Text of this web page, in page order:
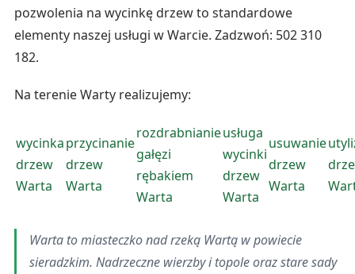
pozwolenia na wycinkę drzew to standardowe
elementy naszej usługi w Warcie. Zadzwoń: 502 310
182.
Na terenie Warty realizujemy:
wycinka
drzew
Warta
przycinanie
drzew
Warta
rozdrabnianie
gałęzi
rębakiem
Warta
usługa
wycinki
drzew
Warta
usuwanie
drzew
Warta
Warta to miasteczko nad rzeką Wartą w powiecie
sieradzkim. Nadrzeczne wierzby i topole oraz stare sady